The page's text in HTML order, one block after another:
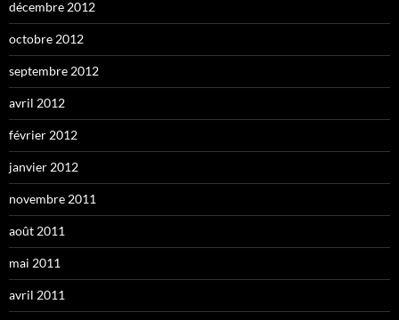
décembre 2012
octobre 2012
septembre 2012
avril 2012
février 2012
janvier 2012
novembre 2011
août 2011
mai 2011
avril 2011